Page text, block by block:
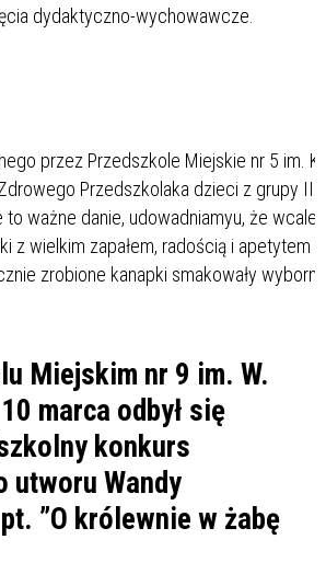
dydaktyczno-wychowawcze.
przez Przedszkole Miejskie nr 5 im.
Przedszkolaka dzieci z grupy III
to ważne danie, udowadniamyu, że
z wielkim zapałem, radością i apetytem
zrobione kanapki smakowały
Miejskim nr 9 im. W.
marca odbył się
konkurs
utworu Wandy
”O królewnie w żabę